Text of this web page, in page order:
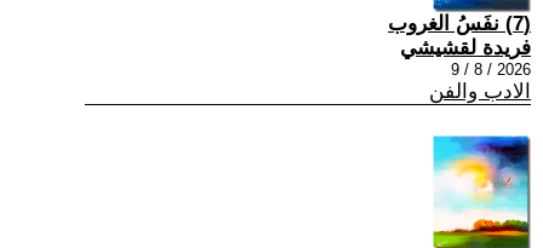
(7) نفَسُ الغروب
فريدة لقشيشي
2026 / 8 / 9
الادب والفن